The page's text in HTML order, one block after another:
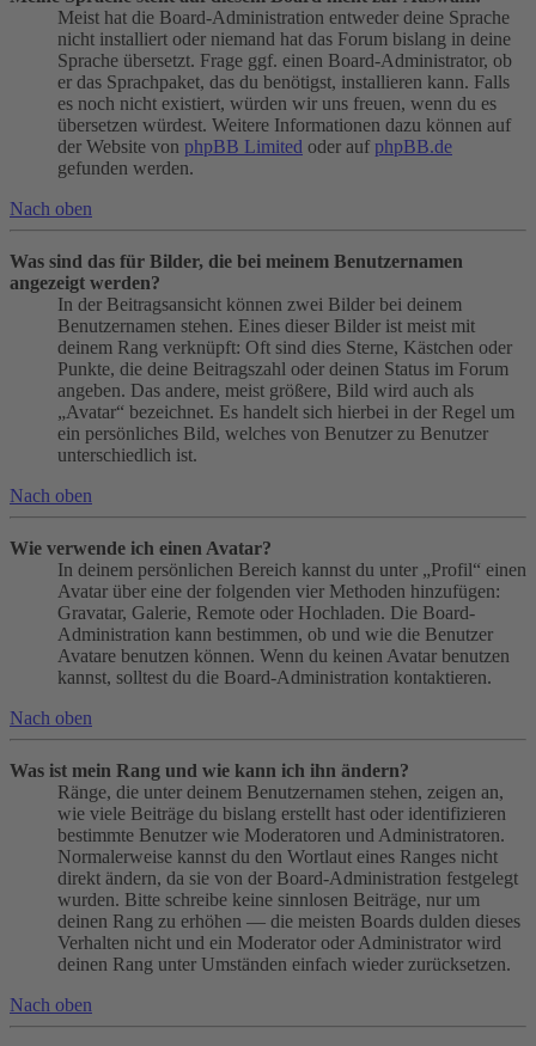
Meist hat die Board-Administration entweder deine Sprache
nicht installiert oder niemand hat das Forum bislang in deine
Sprache übersetzt. Frage ggf. einen Board-Administrator, ob
er das Sprachpaket, das du benötigst, installieren kann. Falls
es noch nicht existiert, würden wir uns freuen, wenn du es
übersetzen würdest. Weitere Informationen dazu können auf
der Website von phpBB Limited oder auf phpBB.de
gefunden werden.
Nach oben
Was sind das für Bilder, die bei meinem Benutzernamen
angezeigt werden?
In der Beitragsansicht können zwei Bilder bei deinem
Benutzernamen stehen. Eines dieser Bilder ist meist mit
deinem Rang verknüpft: Oft sind dies Sterne, Kästchen oder
Punkte, die deine Beitragszahl oder deinen Status im Forum
angeben. Das andere, meist größere, Bild wird auch als
„Avatar“ bezeichnet. Es handelt sich hierbei in der Regel um
ein persönliches Bild, welches von Benutzer zu Benutzer
unterschiedlich ist.
Nach oben
Wie verwende ich einen Avatar?
In deinem persönlichen Bereich kannst du unter „Profil“ einen
Avatar über eine der folgenden vier Methoden hinzufügen:
Gravatar, Galerie, Remote oder Hochladen. Die Board-
Administration kann bestimmen, ob und wie die Benutzer
Avatare benutzen können. Wenn du keinen Avatar benutzen
kannst, solltest du die Board-Administration kontaktieren.
Nach oben
Was ist mein Rang und wie kann ich ihn ändern?
Ränge, die unter deinem Benutzernamen stehen, zeigen an,
wie viele Beiträge du bislang erstellt hast oder identifizieren
bestimmte Benutzer wie Moderatoren und Administratoren.
Normalerweise kannst du den Wortlaut eines Ranges nicht
direkt ändern, da sie von der Board-Administration festgelegt
wurden. Bitte schreibe keine sinnlosen Beiträge, nur um
deinen Rang zu erhöhen — die meisten Boards dulden dieses
Verhalten nicht und ein Moderator oder Administrator wird
deinen Rang unter Umständen einfach wieder zurücksetzen.
Nach oben